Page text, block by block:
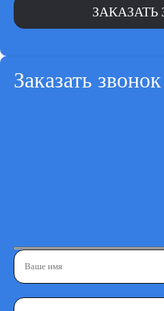
Заказать звонок